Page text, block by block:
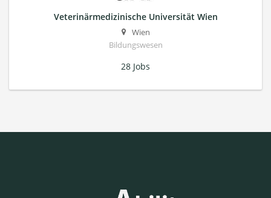
Veterinärmedizinische Universität Wien
Wien
Bildungswesen
28 Jobs